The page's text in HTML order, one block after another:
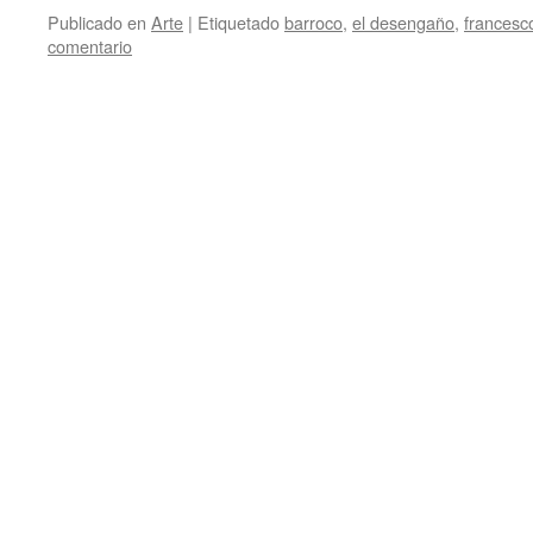
Publicado en Arte | Etiquetadobarroco, el desengaño,
comentario